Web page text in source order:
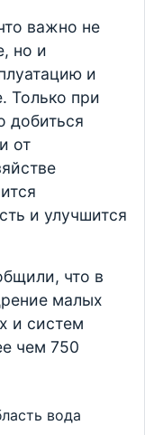
важно не
но и
и
Только при
добиться
от
и улучшится
что в
малых
и систем
чем 750
вода